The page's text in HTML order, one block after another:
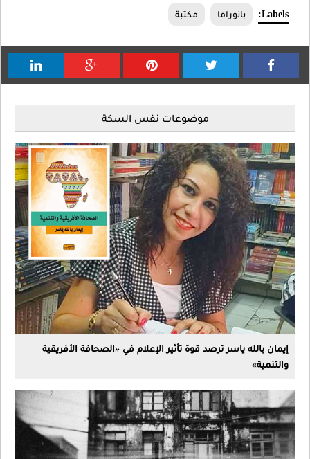
Labels: بانوراما مكتبة
موضوعات نفس السكة
إيمان بالله ياسر ترصد قوة تأثير الإعلام في «الصحافة الأفريقية
والتنمية»